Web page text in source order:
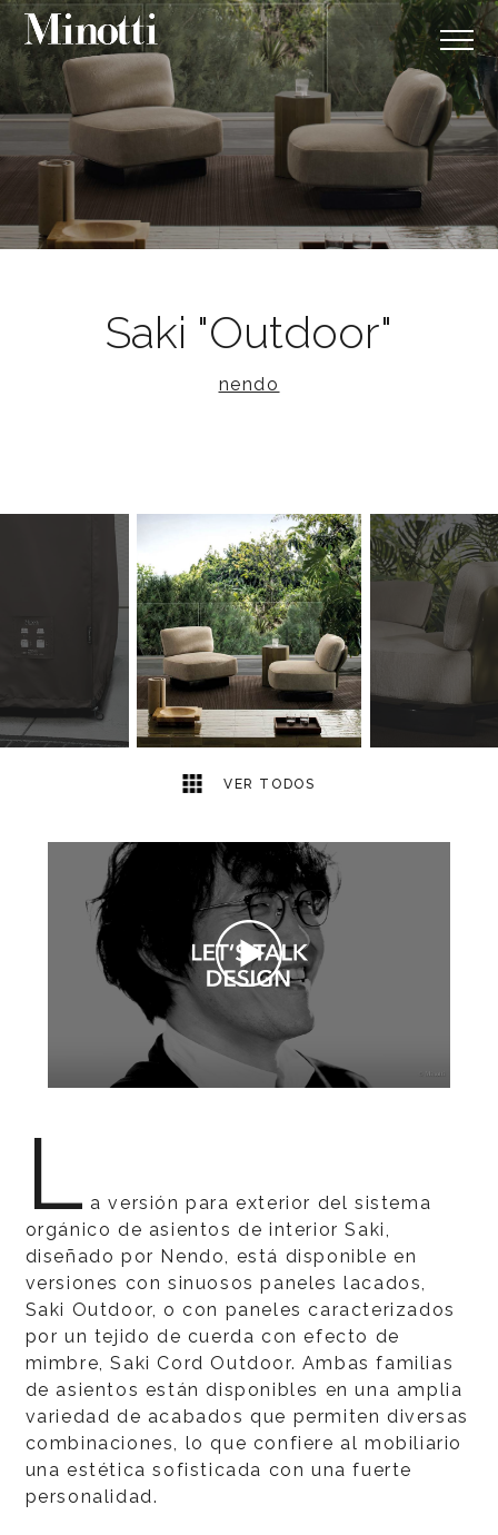
Saki "Outdoor"
nendo
VER TODOS
8
L a versión para exterior del sistema
orgánico de asientos de interior Saki,
diseñado por Nendo, está disponible en
versiones con sinuosos paneles lacados,
Saki Outdoor, o con paneles caracterizados
por un tejido de cuerda con efecto de
mimbre, Saki Cord Outdoor. Ambas familias
de asientos están disponibles en una amplia
variedad de acabados que permiten diversas
combinaciones, lo que confiere al mobiliario
una estética sofisticada con una fuerte
personalidad.